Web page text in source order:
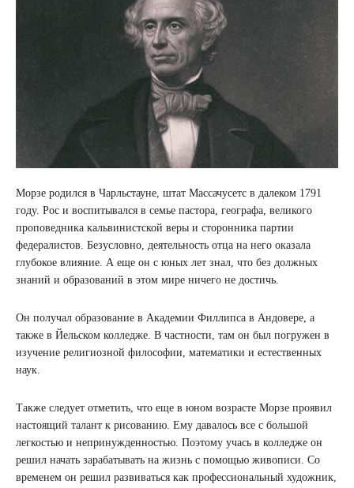
Морзе родился в Чарльстауне, штат Массачусетс в далеком 1791
году. Рос и воспитывался в семье пастора, географа, великого
проповедника кальвинистской веры и сторонника партии
федералистов. Безусловно, деятельность отца на него оказала
глубокое влияние. А еще он с юных лет знал, что без должных
знаний и образований в этом мире ничего не достичь.
Он получал образование в Академии Филлипса в Андовере, а
также в Йельском колледже. В частности, там он был погружен в
изучение религиозной философии, математики и естественных
наук.
Также следует отметить, что еще в юном возрасте Морзе проявил
настоящий талант к рисованию. Ему давалось все с большой
легкостью и непринужденностью. Поэтому учась в колледже он
решил начать зарабатывать на жизнь с помощью живописи. Со
временем он решил развиваться как профессиональный художник,